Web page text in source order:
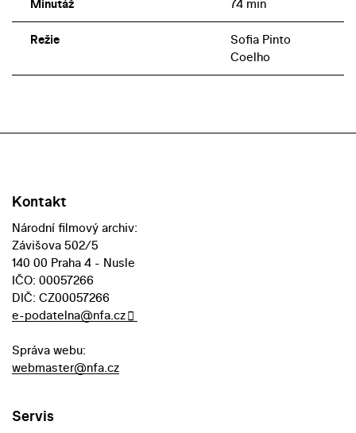
Minutáž 74 min
Režie
Sofia Pinto
Coelho
Kontakt
Národní filmový archiv:
Závišova 502/5
140 00 Praha 4 - Nusle
IČO: 00057266
DIČ: CZ00057266
e-podatelna@nfa.cz
Správa webu:
webmaster@nfa.cz
Servis